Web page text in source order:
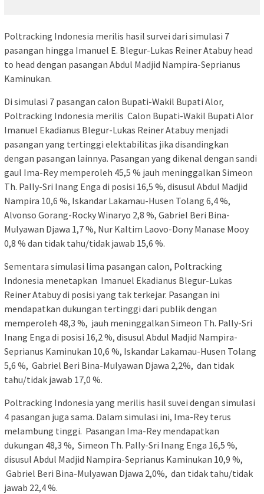
Poltracking Indonesia merilis hasil survei dari simulasi 7
pasangan hingga Imanuel E. Blegur-Lukas Reiner Atabuy head
to head dengan pasangan Abdul Madjid Nampira-Seprianus
Kaminukan.
Di simulasi 7 pasangan calon Bupati-Wakil Bupati Alor,
Poltracking Indonesia merilis Calon Bupati-Wakil Bupati Alor
Imanuel Ekadianus Blegur-Lukas Reiner Atabuy menjadi
pasangan yang tertinggi elektabilitas jika disandingkan
dengan pasangan lainnya. Pasangan yang dikenal dengan sandi
gaul Ima-Rey memperoleh 45,5 % jauh meninggalkan Simeon
Th. Pally-Sri Inang Enga di posisi 16,5 %, disusul Abdul Madjid
Nampira 10,6 %, Iskandar Lakamau-Husen Tolang 6,4 %,
Alvonso Gorang-Rocky Winaryo 2,8 %, Gabriel Beri Bina-
Mulyawan Djawa 1,7 %, Nur Kaltim Laovo-Dony Manase Mooy
0,8 % dan tidak tahu/tidak jawab 15,6 %.
Sementara simulasi lima pasangan calon, Poltracking
Indonesia menetapkan Imanuel Ekadianus Blegur-Lukas
Reiner Atabuy di posisi yang tak terkejar. Pasangan ini
mendapatkan dukungan tertinggi dari publik dengan
memperoleh 48,3 %, jauh meninggalkan Simeon Th. Pally-Sri
Inang Enga di posisi 16,2 %, disusul Abdul Madjid Nampira-
Seprianus Kaminukan 10,6 %, Iskandar Lakamau-Husen Tolang
5,6 %, Gabriel Beri Bina-Mulyawan Djawa 2,2%, dan tidak
tahu/tidak jawab 17,0 %.
Poltracking Indonesia yang merilis hasil suvei dengan simulasi
4 pasangan juga sama. Dalam simulasi ini, Ima-Rey terus
melambung tinggi. Pasangan Ima-Rey mendapatkan
dukungan 48,3 %, Simeon Th. Pally-Sri Inang Enga 16,5 %,
disusul Abdul Madjid Nampira-Seprianus Kaminukan 10,9 %,
Gabriel Beri Bina-Mulyawan Djawa 2,0%, dan tidak tahu/tidak
jawab 22,4 %.